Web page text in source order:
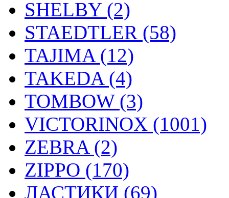
SHELBY (2)
STAEDTLER (58)
TAJIMA (12)
TAKEDA (4)
TOMBOW (3)
VICTORINOX (1001)
ZEBRA (2)
ZIPPO (170)
ЛАСТИКИ (69)